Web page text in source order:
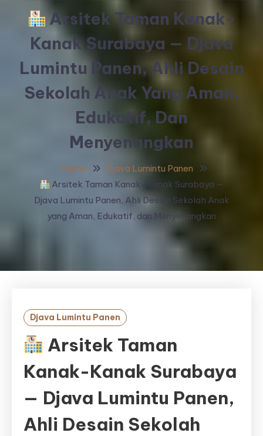
Arsitek Taman Kanak-
Kanak Surabaya — Djava
Lumintu Panen, Ahli Desain
Sekolah Anak Yang Aman,
Edukatif, Dan
Menyenangkan
Home
Djava Lumintu Panen
Arsitek Taman Kanak-Kanak Surabaya —
Djava Lumintu Panen, Ahli Desain Sekolah Anak
yang Aman, Edukatif, dan Menyenangkan
Djava Lumintu Panen
Arsitek Taman
Kanak-Kanak Surabaya
— Djava Lumintu Panen,
Ahli Desain Sekolah